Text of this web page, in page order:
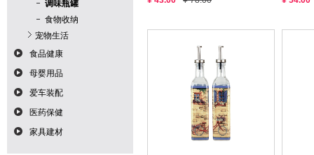
调味瓶罐
食物收纳
宠物生活
食品健康
母婴用品
爱车装配
医药保健
家具建材